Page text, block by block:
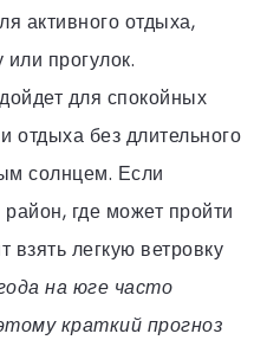
активного отдыха,
прогулок.
для спокойных
отдыха без длительного
солнцем. Если
где может пройти
взять легкую ветровку
на юге часто
краткий прогноз